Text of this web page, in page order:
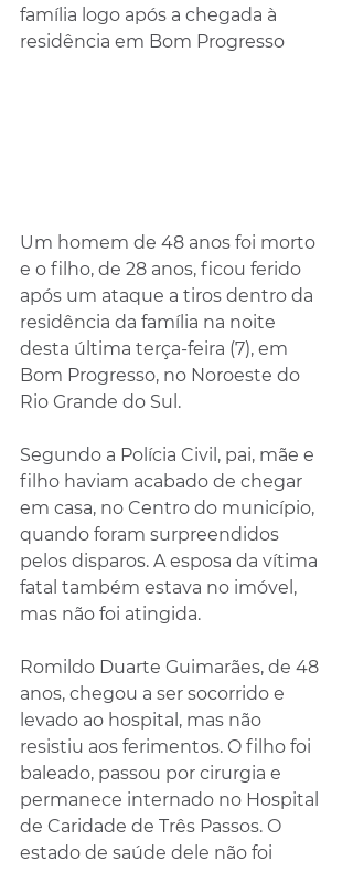
família logo após a chegada à
residência em Bom Progresso
Um homem de 48 anos foi morto
e o filho, de 28 anos, ficou ferido
após um ataque a tiros dentro da
residência da família na noite
desta última terça-feira (7), em
Bom Progresso, no Noroeste do
Rio Grande do Sul.
Segundo a Polícia Civil, pai, mãe e
filho haviam acabado de chegar
em casa, no Centro do município,
quando foram surpreendidos
pelos disparos. A esposa da vítima
fatal também estava no imóvel,
mas não foi atingida.
Romildo Duarte Guimarães, de 48
anos, chegou a ser socorrido e
levado ao hospital, mas não
resistiu aos ferimentos. O filho foi
baleado, passou por cirurgia e
permanece internado no Hospital
de Caridade de Três Passos. O
estado de saúde dele não foi